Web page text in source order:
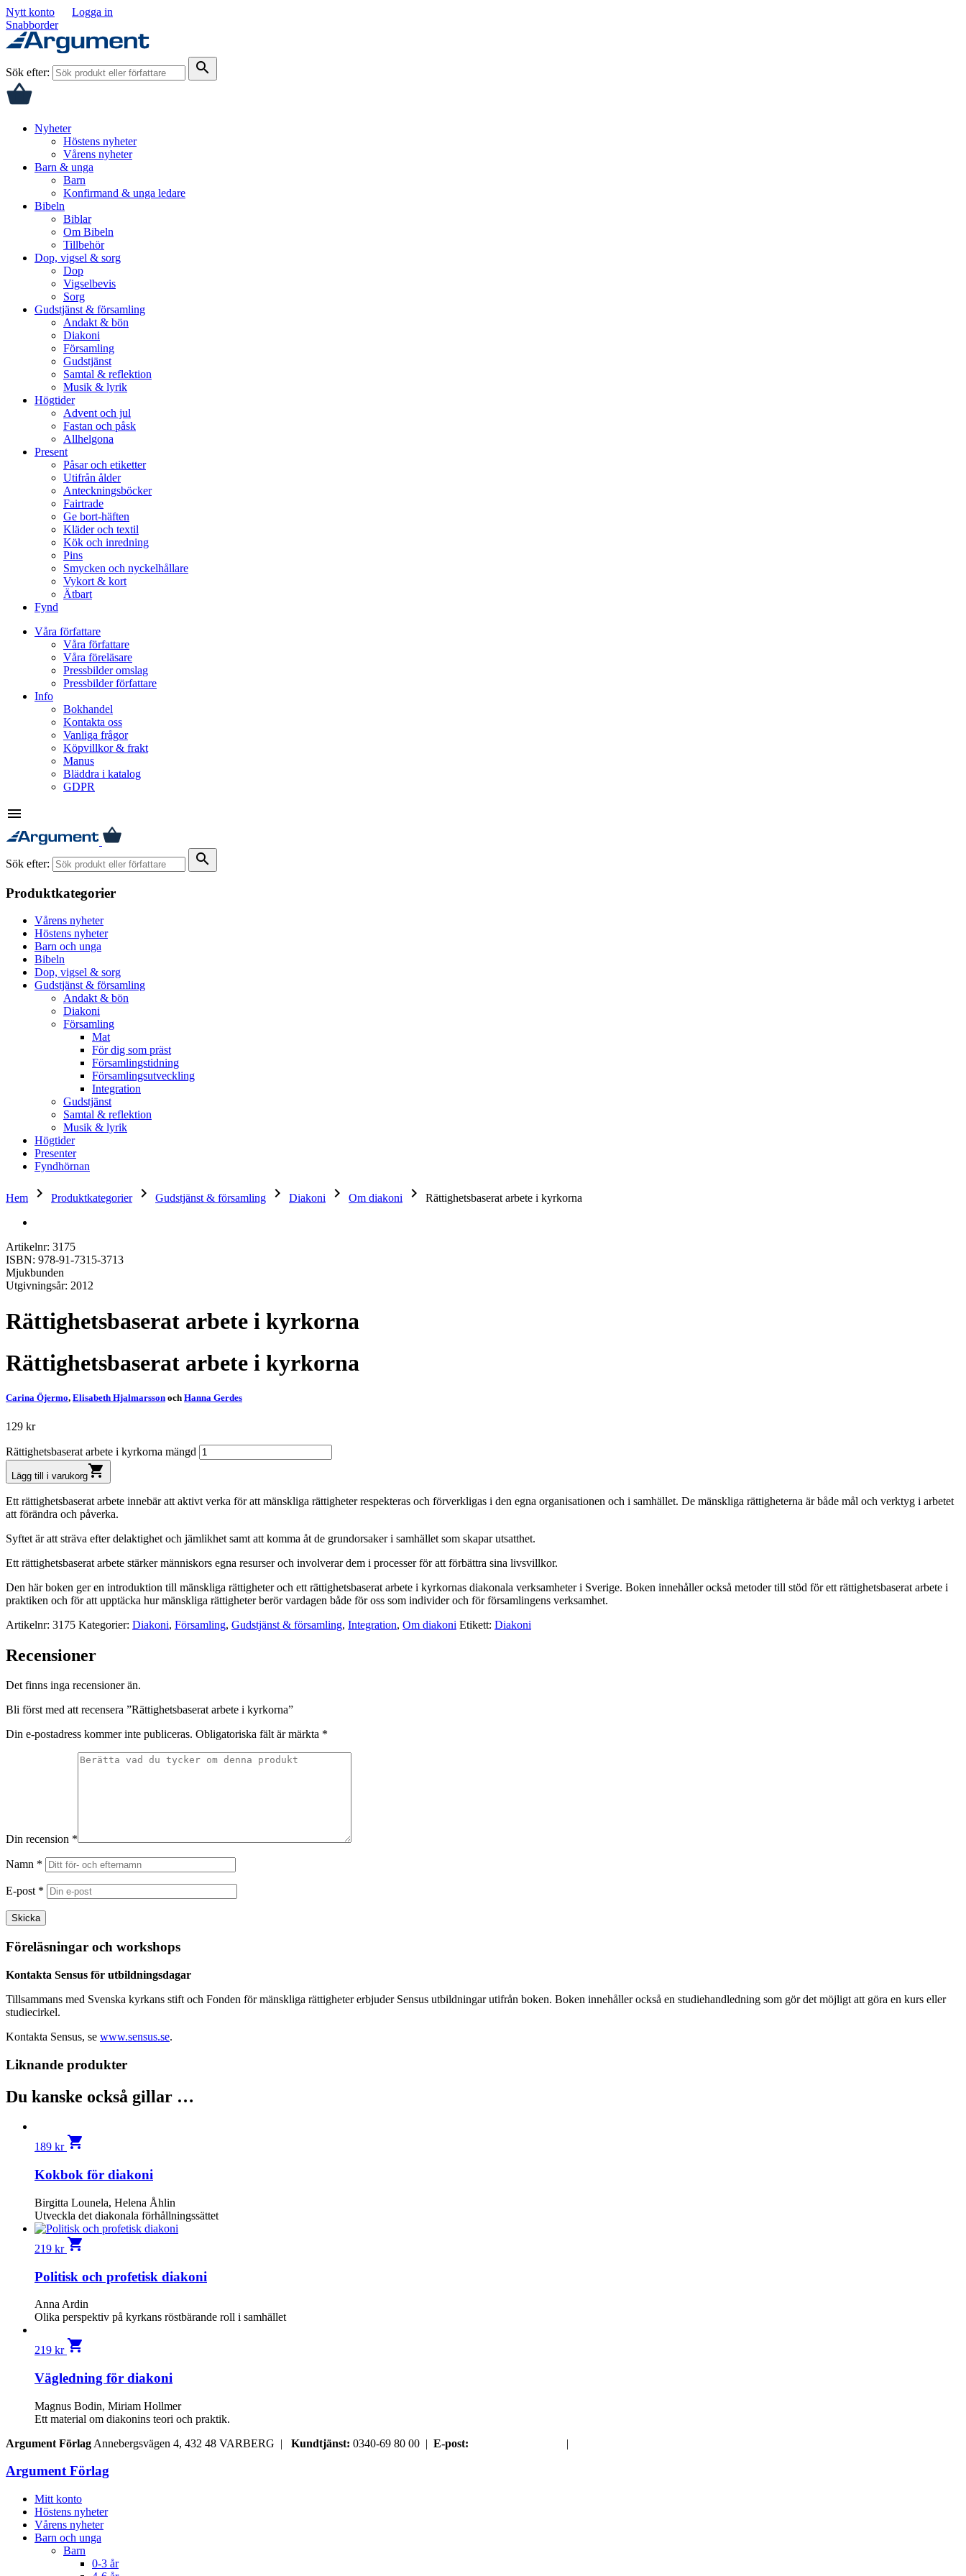
Nytt konto
Logga in
Snabborder
Sök efter: search
Nyheter
Höstens nyheter
Vårens nyheter
Barn & unga
Barn
Konfirmand & unga ledare
Bibeln
Biblar
Om Bibeln
Tillbehör
Dop, vigsel & sorg
Dop
Vigselbevis
Sorg
Gudstjänst & församling
Andakt & bön
Diakoni
Församling
Gudstjänst
Samtal & reflektion
Musik & lyrik
Högtider
Advent och jul
Fastan och påsk
Allhelgona
Present
Påsar och etiketter
Utifrån ålder
Anteckningsböcker
Fairtrade
Ge bort-häften
Kläder och textil
Kök och inredning
Pins
Smycken och nyckelhållare
Vykort & kort
Ätbart
Fynd
Våra författare
Våra författare
Våra föreläsare
Pressbilder omslag
Pressbilder författare
Info
Bokhandel
Kontakta oss
Vanliga frågor
Köpvillkor & frakt
Manus
Bläddra i katalog
GDPR
menu
Sök efter: search
Produktkategorier
Vårens nyheter
Höstens nyheter
Barn och unga
Bibeln
Dop, vigsel & sorg
Gudstjänst & församling
Andakt & bön
Diakoni
Församling
Mat
För dig som präst
Församlingstidning
Församlingsutveckling
Integration
Gudstjänst
Samtal & reflektion
Musik & lyrik
Högtider
Presenter
Fyndhörnan
Hem keyboard_arrow_right Produktkategorier keyboard_arrow_right Gudstjänst & församling keyboard_arrow_right Diakoni keyboard_arrow_right Om diakoni keyboard_arrow_right Rättighetsbaserat arbete i kyrkorna
Artikelnr: 3175
ISBN: 978-91-7315-3713
Mjukbunden
Utgivningsår: 2012
Rättighetsbaserat arbete i kyrkorna
Rättighetsbaserat arbete i kyrkorna
Carina Öjermo, Elisabeth Hjalmarsson och Hanna Gerdes
129 kr
Rättighetsbaserat arbete i kyrkorna mängd
Lägg till i varukorgshopping_cart
Ett rättighetsbaserat arbete innebär att aktivt verka för att mänskliga rättigheter respekteras och förverkligas i den egna organisationen och i samhället. De mänskliga rättigheterna är både mål och verktyg i arbetet
att förändra och påverka.
Syftet är att sträva efter delaktighet och jämlikhet samt att komma åt de grundorsaker i samhället som skapar utsatthet.
Ett rättighetsbaserat arbete stärker människors egna resurser och involverar dem i processer för att förbättra sina livsvillkor.
Den här boken ger en introduktion till mänskliga rättigheter och ett rättighetsbaserat arbete i kyrkornas diakonala verksamheter i Sverige. Boken innehåller också metoder till stöd för ett rättighetsbaserat arbete i
praktiken och för att upptäcka hur mänskliga rättigheter berör vardagen både för oss som individer och för församlingens verksamhet.
Artikelnr: 3175 Kategorier: Diakoni, Församling, Gudstjänst & församling, Integration, Om diakoni Etikett: Diakoni
Recensioner
Det finns inga recensioner än.
Bli först med att recensera ”Rättighetsbaserat arbete i kyrkorna”
Din e-postadress kommer inte publiceras. Obligatoriska fält är märkta *
Din recension *
Namn *
E-post *
Föreläsningar och workshops
Kontakta Sensus för utbildningsdagar
Tillsammans med Svenska kyrkans stift och Fonden för mänskliga rättigheter erbjuder Sensus utbildningar utifrån boken. Boken innehåller också en studiehandledning som gör det möjligt att göra en kurs eller
studiecirkel.
Kontakta Sensus, se www.sensus.se.
Liknande produkter
Du kanske också gillar …
189 kr shopping_cart
Kokbok för diakoni
Birgitta Lounela, Helena Åhlin
Utveckla det diakonala förhållningssättet
219 kr shopping_cart
Politisk och profetisk diakoni
Anna Ardin
Olika perspektiv på kyrkans röstbärande roll i samhället
219 kr shopping_cart
Vägledning för diakoni
Magnus Bodin, Miriam Hollmer
Ett material om diakonins teori och praktik.
Argument Förlag Annebergsvägen 4, 432 48 VARBERG | Kundtjänst: 0340-69 80 00 | E-post: |
Argument Förlag
Mitt konto
Höstens nyheter
Vårens nyheter
Barn och unga
Barn
0-3 år